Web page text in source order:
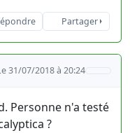
Partager
31/07/2018 à 20:24
Personne n'a testé
?